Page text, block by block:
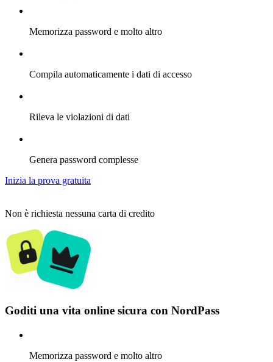
Memorizza password e molto altro
Compila automaticamente i dati di accesso
Rileva le violazioni di dati
Genera password complesse
Inizia la prova gratuita
Non è richiesta nessuna carta di credito
Goditi una vita online sicura con NordPass
Memorizza password e molto altro